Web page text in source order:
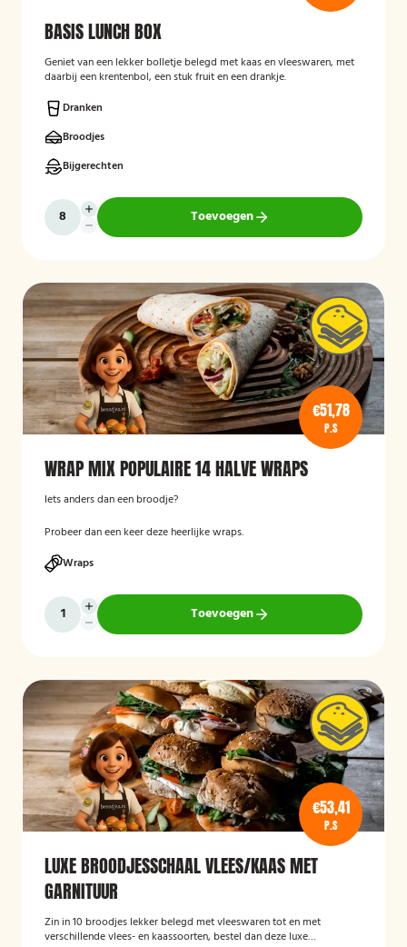
BASIS LUNCH BOX
Geniet van een lekker bolletje belegd met kaas en vleeswaren, met
daarbij een krentenbol, een stuk fruit en een drankje.
Dranken
Broodjes
Bijgerechten
Toevoegen
€51,78
P.S
WRAP MIX POPULAIRE 14 HALVE WRAPS
Iets anders dan een broodje?
Probeer dan een keer deze heerlijke wraps.
Wraps
Toevoegen
€53,41
P.S
LUXE BROODJESSCHAAL VLEES/KAAS MET
GARNITUUR
Zin in 10 broodjes lekker belegd met vleeswaren tot en met
verschillende vlees- en kaassoorten, bestel dan deze luxe